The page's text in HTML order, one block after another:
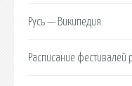
Русь — Википедия.
Расписание фестивалей